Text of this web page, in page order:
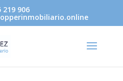
219 906